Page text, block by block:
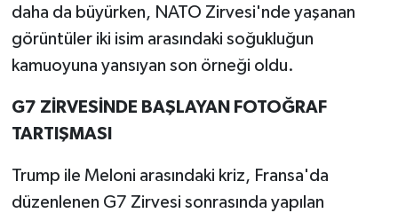
daha da büyürken, NATO Zirvesi'nde yaşanan
görüntüler iki isim arasındaki soğukluğun
kamuoyuna yansıyan son örneği oldu.
G7 ZİRVESİNDE BAŞLAYAN FOTOĞRAF
TARTIŞMASI
Trump ile Meloni arasındaki kriz, Fransa'da
düzenlenen G7 Zirvesi sonrasında yapılan